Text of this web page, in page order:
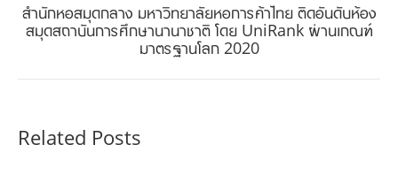
Next
post:
สำนักหอสมุดกลาง มหาวิทยาลัยหอการค้าไทย ติดอันดับห้อง
สมุดสถาบันการศึกษานานาชาติ โดย UniRank ผ่านเกณฑ์
มาตรฐานโลก 2020
Related Posts